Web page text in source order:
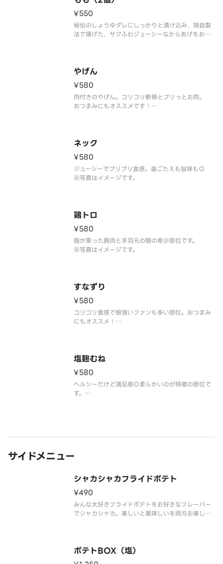
¥550
秘伝のしょうゆダレにしっかりと漬け込み、独自製
法で揚げた、サクふわジューシーなからあげをお楽
やげん
¥580
肉付きのやげん。コリコリ軟骨とプリっとお肉。
おつまみにもオススメです！
ネック
¥580
ジューシーでプリプリ食感。歯ごたえも旨味も◎
※写真はイメージです。
鶏トロ
¥580
脂が乘った肩肉と手羽元の間の希少部位です。
※写真はイメージです。
すなずり
¥580
コリコリ食感で根強いファンも多い部位。おつまみ
にもオススメ！
塩麹むね
¥580
ヘルシーだけど満足感◎柔らかいのが特徴の部位で
す。
サイドメニュー
シャカシャカフライドポテト
¥490
みんな大好きフライドポテトをお好きなフレーバー
でシャカシャカ。楽しいと美味しいを両方お楽しみ
ポテトBOX（塩）